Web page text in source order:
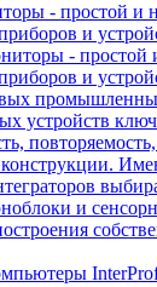
- простой и
и
устройств
конструкции.
и